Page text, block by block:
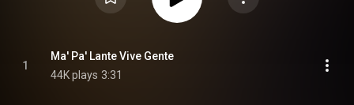
1
Ma' Pa' Lante Vive Gente
44K plays 3:31